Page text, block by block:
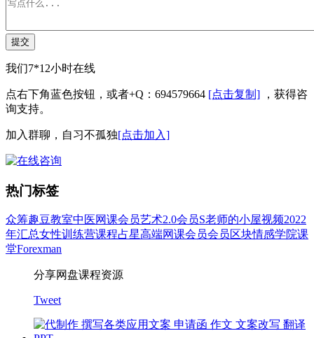
提交
我们7*12小时在线
点右下角蓝色按钮，或者+Q：694579664 [点击复制] ，获得咨
询支持。
加入群聊，自习不孤独[点击加入]
热门标签
众筹趣豆教室中医网课会员艺术2.0会员S老师的小屋视频2022
年汇总女性训练营课程占星高端网课会员会员区块情感学院课
堂Forexman
分享网盘课程资源
Tweet